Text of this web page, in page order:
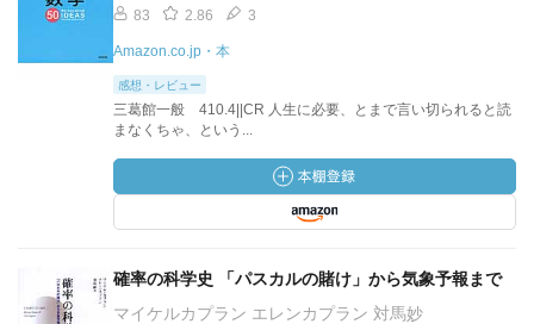
83 2.86 3
Amazon.co.jp・本
感想・レビュー
三葛館一般 410.4||CR 人生に必要、とまで言い切られると読
まなくちゃ、という...
確率の科学史 「パスカルの賭け」から気象予報まで
マイケルカプラン エレンカプラン 対馬妙